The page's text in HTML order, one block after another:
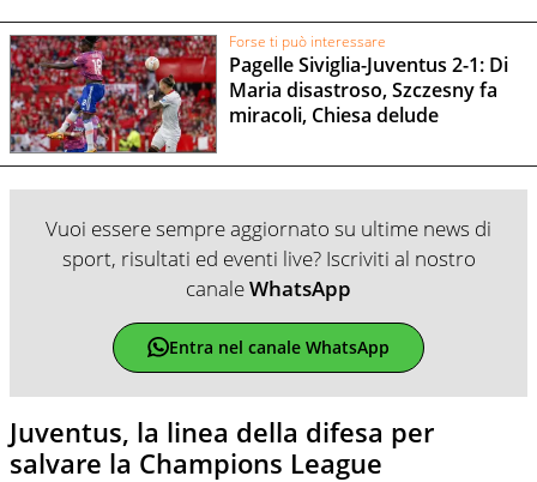
Forse ti può interessare
Pagelle Siviglia-Juventus 2-1: Di
Maria disastroso, Szczesny fa
miracoli, Chiesa delude
Vuoi essere sempre aggiornato su ultime news di
sport, risultati ed eventi live? Iscriviti al nostro
canaleWhatsApp
Entra nel canale WhatsApp
Juventus, la linea della difesa per
salvare la Champions League